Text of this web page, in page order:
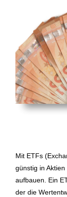
Mit ETFs
günstig in
aufbauen. Ein
der die